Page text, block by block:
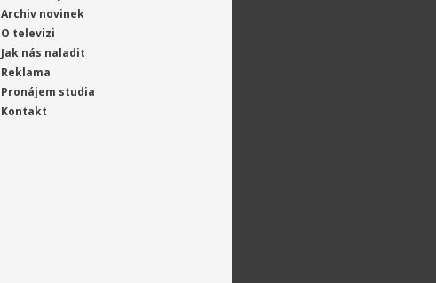
Archiv novinek
O televizi
Jak nás naladit
Reklama
Pronájem studia
Kontakt